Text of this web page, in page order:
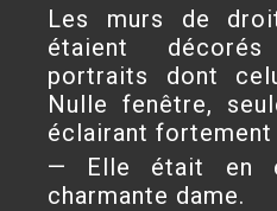
Les murs de
étaient
portraits dont
Nulle fenêtre,
éclairant fortement
— Elle était en
charmante dame.